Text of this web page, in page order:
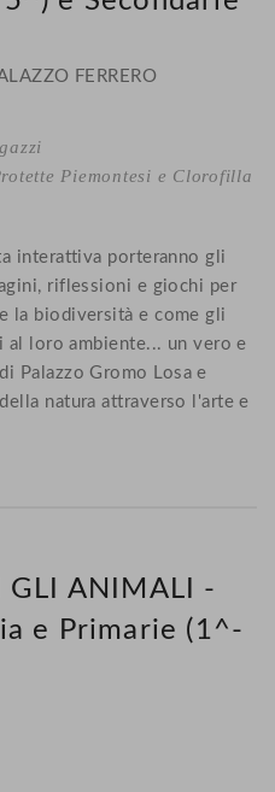
FERRERO
Piemontesi e Clorofilla
interattiva porteranno gli
riflessioni e giochi per
la biodiversità e come gli
loro ambiente... un vero e
Palazzo Gromo Losa e
natura attraverso l'arte e
GLI ANIMALI -
e Primarie (1^-